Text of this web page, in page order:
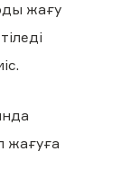
жағу
жағуға